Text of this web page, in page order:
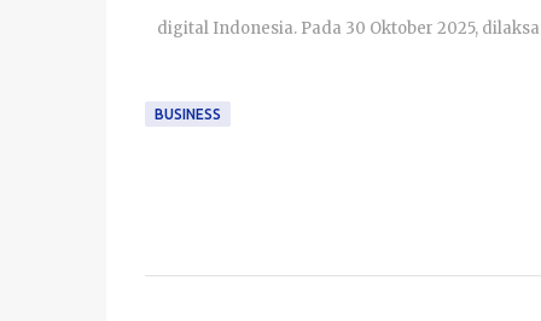
digital Indonesia. Pada 30 Oktober 2025,
BUSINESS